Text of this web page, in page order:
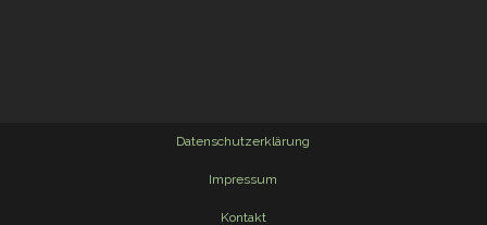
Datenschutzerklärung
Impressum
Kontakt